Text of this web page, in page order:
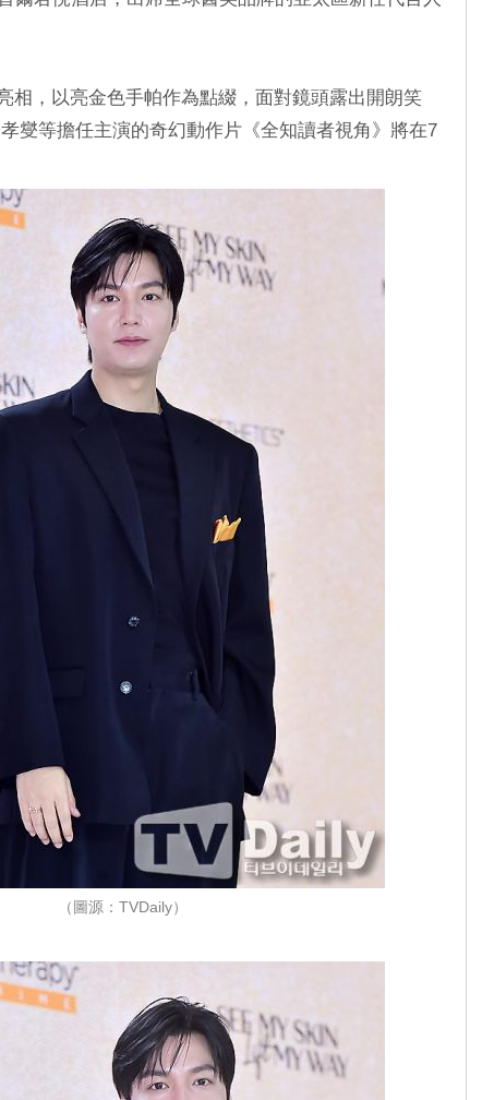
相，以亮金色手帕作為點綴，面對鏡頭露出開朗笑
燮等擔任主演的奇幻動作片《全知讀者視角》將在7
（圖源：TVDaily）